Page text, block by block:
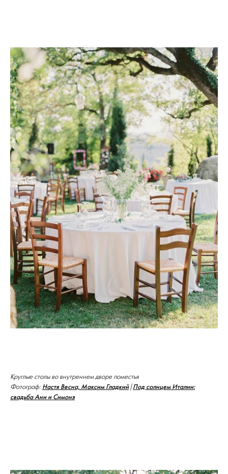
Круглые столы во внутреннем дворе поместья
Фотограф: Настя Весна, Максим Гладкий|Под солнцем Италии:
свадьба Ани и Симонэ